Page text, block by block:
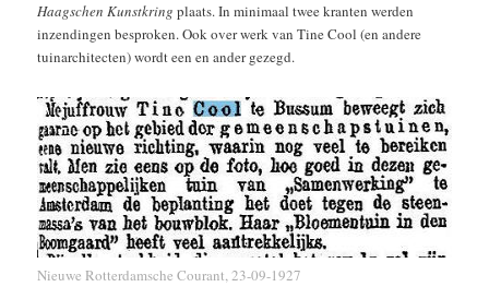
Haagschen Kunstkring plaats. In minimaal twee kranten werden
inzendingen besproken. Ook over werk van Tine Cool (en andere
tuinarchitecten) wordt een en ander gezegd.
Nieuwe Rotterdamsche Courant, 23-09-1927